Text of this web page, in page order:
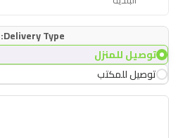
Delivery Type:
توصيل للمنزل
توصيل للمكتب